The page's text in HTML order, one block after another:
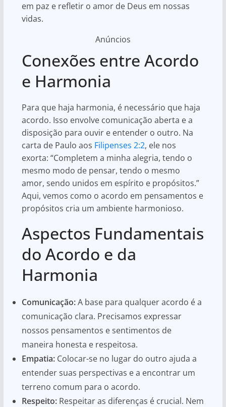
em paz e refletir o amor de Deus em nossas
vidas.
Anúncios
Conexões entre Acordo
e Harmonia
Para que haja harmonia, é necessário que haja
acordo. Isso envolve comunicação aberta e a
disposição para ouvir e entender o outro. Na
carta de Paulo aos Filipenses 2:2, ele nos
exorta: “Completem a minha alegria, tendo o
mesmo modo de pensar, tendo o mesmo
amor, sendo unidos em espírito e propósitos.”
Aqui, vemos como o acordo em pensamentos e
propósitos cria um ambiente harmonioso.
Aspectos Fundamentais
do Acordo e da
Harmonia
Comunicação:A base para qualquer acordo é a
comunicação clara. Precisamos expressar
nossos pensamentos e sentimentos de
maneira honesta e respeitosa.
Empatia:Colocar-se no lugar do outro ajuda a
entender suas perspectivas e a encontrar um
terreno comum para o acordo.
Respeito:Respeitar as diferenças é crucial. Nem